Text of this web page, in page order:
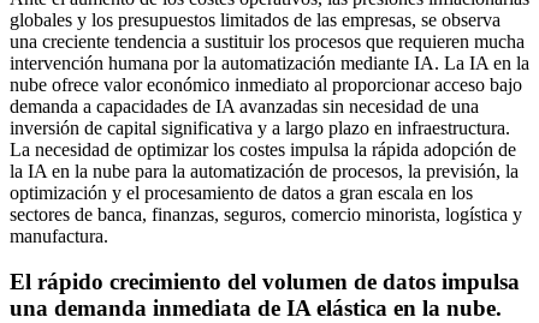
globales y los presupuestos limitados de las empresas, se observa
una creciente tendencia a sustituir los procesos que requieren mucha
intervención humana por la automatización mediante IA. La IA en la
nube ofrece valor económico inmediato al proporcionar acceso bajo
demanda a capacidades de IA avanzadas sin necesidad de una
inversión de capital significativa y a largo plazo en infraestructura.
La necesidad de optimizar los costes impulsa la rápida adopción de
la IA en la nube para la automatización de procesos, la previsión, la
optimización y el procesamiento de datos a gran escala en los
sectores de banca, finanzas, seguros, comercio minorista, logística y
manufactura.
El rápido crecimiento del volumen de datos impulsa
una demanda inmediata de IA elástica en la nube.